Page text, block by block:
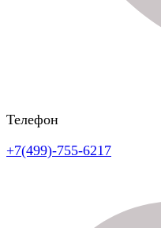
Телефон
+7(499)-755-6217